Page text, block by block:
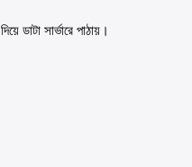
সার্ভারে পাঠায়।